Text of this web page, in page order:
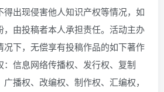
出现侵害他人知识产权等情况，如
，由投稿者本人承担责任。活动主办
况下，无偿享有投稿作品的如下著作
信息网络传播权、发行权、复制
播权、改编权、制作权、汇编权，